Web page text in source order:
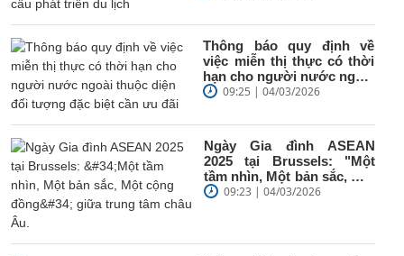
Thông báo quy định về
việc miễn thị thực có thời
hạn cho người nước ngoài
thuộc diện đối tượng...
09:25 | 04/03/2026
Ngày Gia đình ASEAN
2025 tại Brussels: "Một
tầm nhìn, Một bản sắc, Một
cộng đồng" giữa trung
09:23 | 04/03/2026